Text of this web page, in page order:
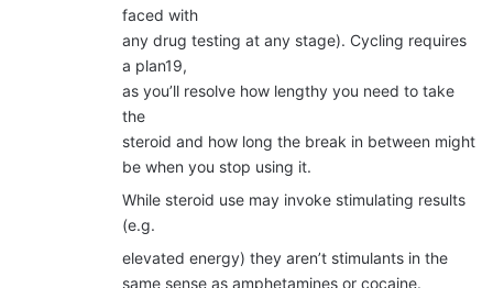
faced with
any drug testing at any stage). Cycling requires
a plan19,
as you’ll resolve how lengthy you need to take
the
steroid and how long the break in between might
be when you stop using it.
While steroid use may invoke stimulating results
(e.g.
elevated energy) they aren’t stimulants in the
same sense as amphetamines or cocaine.